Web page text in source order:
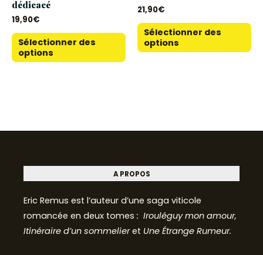
dédicacé
19,90€
Sélectionner des
options
21,90€
Sélectionner des
options
A PROPOS
Eric Remus est l’auteur d’une saga viticole
romancée en deux tomes : Irouléguy mon amour,
Itinéraire d’un sommelieret Une Étrange Rumeur.